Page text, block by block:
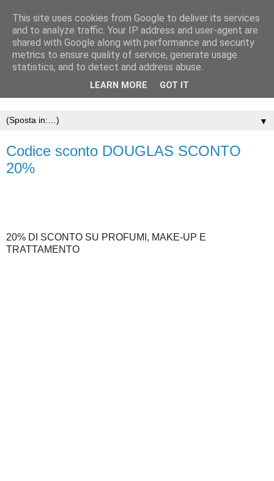
▼
Codice sconto DOUGLAS SCONTO
20%
20% DI SCONTO SU PROFUMI, MAKE-UP E
TRATTAMENTO
This site uses cookies from Google to deliver its services
and to analyze traffic. Your IP address and user-agent are
shared with Google along with performance and security
metrics to ensure quality of service, generate usage
statistics, and to detect and address abuse.
LEARN MORE GOT IT